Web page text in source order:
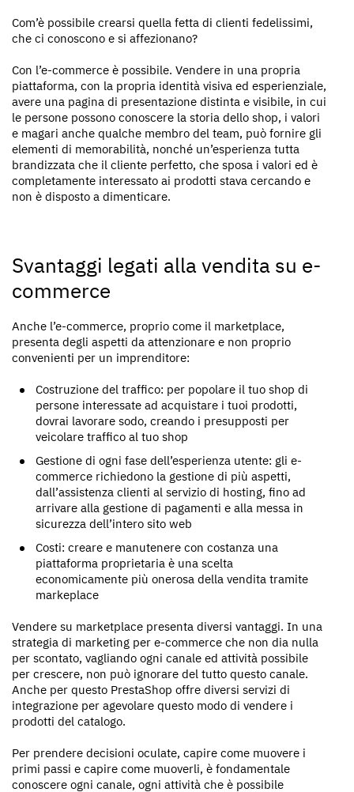
Com’è possibile crearsi quella fetta di clienti fedelissimi,
che ci conoscono e si affezionano?
Con l’e-commerce è possibile. Vendere in una propria
piattaforma, con la propria identità visiva ed esperienziale,
avere una pagina di presentazione distinta e visibile, in cui
le persone possono conoscere la storia dello shop, i valori
e magari anche qualche membro del team, può fornire gli
elementi di memorabilità, nonché un’esperienza tutta
brandizzata che il cliente perfetto, che sposa i valori ed è
completamente interessato ai prodotti stava cercando e
non è disposto a dimenticare.
Svantaggi legati alla vendita su e-
commerce
Anche l’e-commerce, proprio come il marketplace,
presenta degli aspetti da attenzionare e non proprio
convenienti per un imprenditore:
Costruzione del traffico: per popolare il tuo shop di
persone interessate ad acquistare i tuoi prodotti,
dovrai lavorare sodo, creando i presupposti per
veicolare traffico al tuo shop
Gestione di ogni fase dell’esperienza utente: gli e-
commerce richiedono la gestione di più aspetti,
dall’assistenza clienti al servizio di hosting, fino ad
arrivare alla gestione di pagamenti e alla messa in
sicurezza dell’intero sito web
Costi: creare e manutenere con costanza una
piattaforma proprietaria è una scelta
economicamente più onerosa della vendita tramite
markeplace
Vendere su marketplace presenta diversi vantaggi. In una
strategia di marketing per e-commerce che non dia nulla
per scontato, vagliando ogni canale ed attività possibile
per crescere, non può ignorare del tutto questo canale.
Anche per questo PrestaShop offre diversi servizi di
integrazione per agevolare questo modo di vendere i
prodotti del catalogo.
Per prendere decisioni oculate, capire come muovere i
primi passi e capire come muoverli, è fondamentale
conoscere ogni canale, ogni attività che è possibile